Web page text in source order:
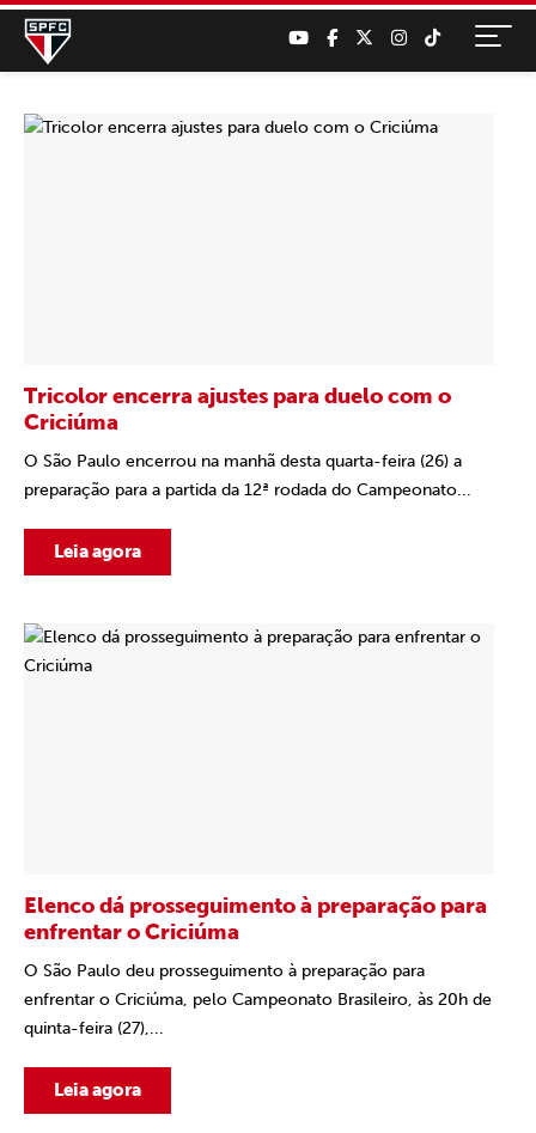
Tricolor encerra ajustes para duelo com o
Criciúma
O São Paulo encerrou na manhã desta quarta-feira (26) a
preparação para a partida da 12ª rodada do Campeonato...
Leia agora
Elenco dá prosseguimento à preparação para
enfrentar o Criciúma
O São Paulo deu prosseguimento à preparação para
enfrentar o Criciúma, pelo Campeonato Brasileiro, às 20h de
quinta-feira (27),...
Leia agora